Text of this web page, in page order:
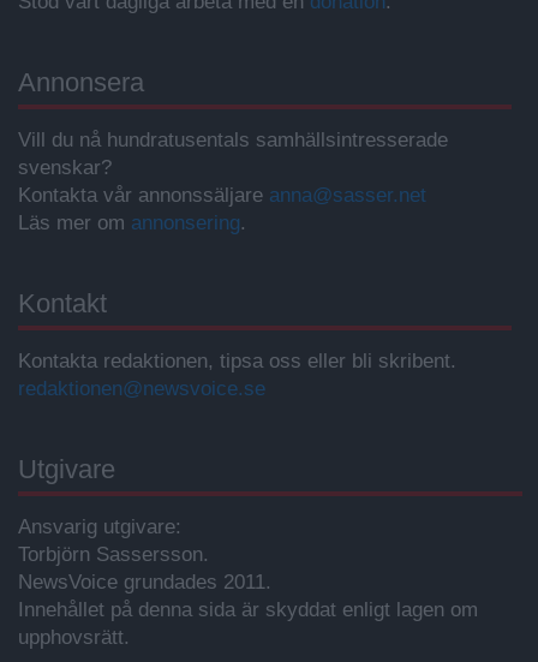
Annonsera
Vill du nå hundratusentals samhällsintresserade
svenskar?
Kontakta vår annonssäljare anna@sasser.net
Läs mer om annonsering.
Kontakt
Kontakta redaktionen, tipsa oss eller bli skribent.
redaktionen@newsvoice.se
Utgivare
Ansvarig utgivare:
Torbjörn Sassersson.
NewsVoice grundades 2011.
Innehållet på denna sida är skyddat enligt lagen om
upphovsrätt.